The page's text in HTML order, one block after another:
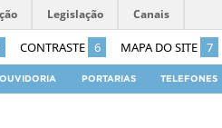
CONTRASTE 6 MAPA DO SITE 7
Legislação Canais
OUVIDORIA PORTARIAS TELEFONES